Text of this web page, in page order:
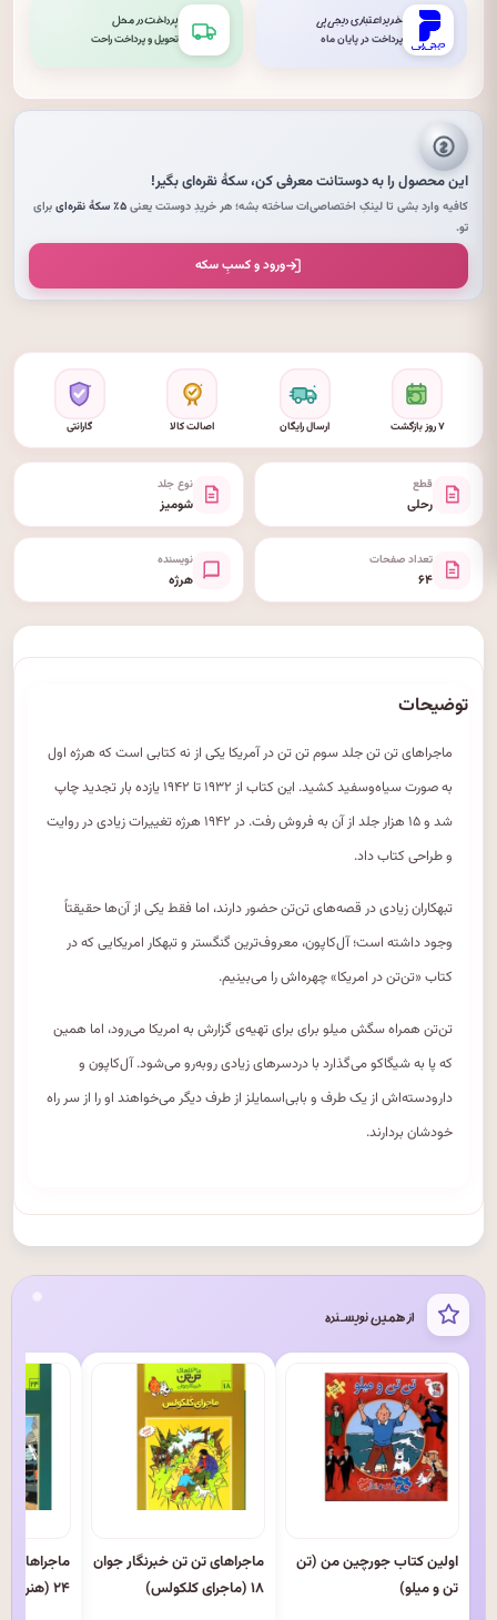
خرید اعتباری دیجی‌پی
پرداخت در پایان ماه
پرداخت در محل
تحویل و پرداخت راحت
این محصول را به دوستانت معرفی کن،سکهٔ نقره‌ایبگیر!
کافیه وارد بشی تا لینکِ اختصاصی‌ات ساخته بشه؛ هر خریدِ دوستت یعنی۵٪ سکهٔ نقره‌ای
برای
تو.
ورود و کسبِ سکه
۷ روز بازگشت ارسال رایگان اصالت کالا گارانتی
قطع
رحلی
نوع جلد
شومیز
تعداد صفحات
۶۴
نویسنده
هرژه
توضیحات
ماجراهای تن تن جلد سوم تن تن در آمریکا یکی از نه کتابی است که هرژه اول
به صورت سیاه‌وسفید کشید. این کتاب از ۱۹۳۲ تا ۱۹۴۲ یازده بار تجدید چاپ
شد و ۱۵ هزار جلد از آن به فروش رفت. در ۱۹۴۲ هرژه تغییرات زیادی در روایت
و طراحی کتاب داد.
تبهکاران زیادی در قصه‌های تن‌تن حضور دارند، اما فقط یکی از آن‌ها حقیقتاً
وجود داشته است؛ آل‌کاپون، معروف‌ترین گنگستر و تبهکار امریکایی که در
کتاب «تن‌تن در امریکا» چهره‌اش را می‌بینیم.
تن‌تن همراه سگش میلو برای برای تهیه‌ی گزارش به امریکا می‌رود، اما همین
که پا به شیگاکو می‌گذارد با دردسرهای زیادی روبه‌رو می‌شود. آل‌کاپون و
دارودسته‌اش از یک طرف و بابی‌اسمایلز از طرف دیگر می‌خواهند او را از سر راه
خودشان بردارند.
از همین نویسنده
اولین کتاب جورچین من (تن
تن و میلو)
ماجراهای تن تن خبرنگار جوان
۱۸ (ماجرای کلکولس)
ماجراهای
۲۴ (هنر الفبا)